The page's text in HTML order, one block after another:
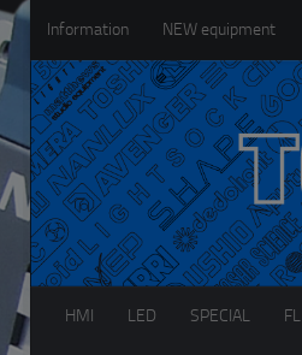
コンテンツへスキップ
Information NEW equipment
HMI LED SPECIAL